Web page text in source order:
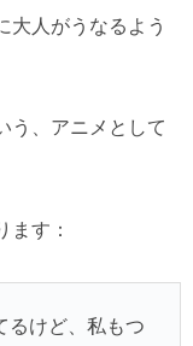
大人がうなるよう
う、アニメとして
ます：
るけど、私もつ